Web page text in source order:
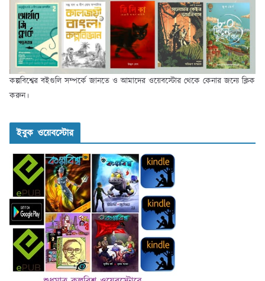
কল্পবিশ্বের বইগুলি সম্পর্কে জানতে ও আমাদের ওয়েবস্টোর থেকে কেনার জন্যে ক্লিক
করুন।
ইবুক ওয়েবস্টোর